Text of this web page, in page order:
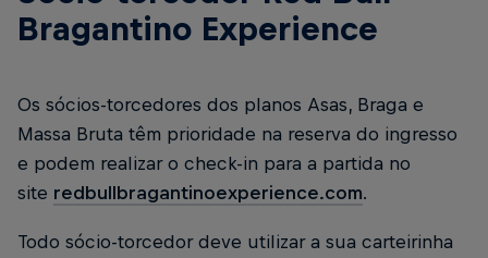
Bragantino Experience
Os sócios-torcedores dos planos Asas, Braga e
Massa Bruta têm prioridade na reserva do ingresso
e podem realizar o check-in para a partida no
site redbullbragantinoexperience.com.
Todo sócio-torcedor deve utilizar a sua carteirinha